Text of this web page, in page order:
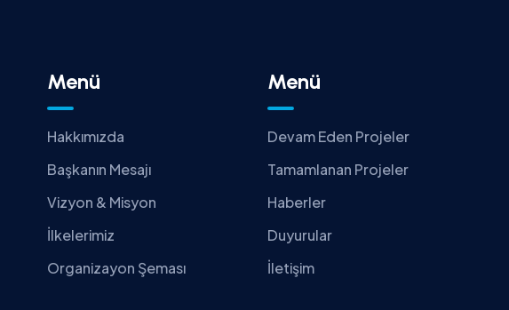
Menü
Hakkımızda
Başkanın Mesajı
Vizyon & Misyon
İlkelerimiz
Organizayon Şeması
Menü
Devam Eden Projeler
Tamamlanan Projeler
Haberler
Duyurular
İletişim